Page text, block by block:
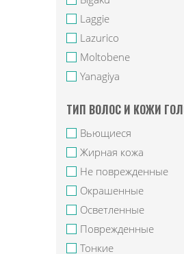
Laggie
Lazurico
Moltobene
Yanagiya
ТИП ВОЛОС И КОЖИ
Вьющиеся
Жирная кожа
Не поврежденные
Окрашенные
Осветленные
Поврежденные
Тонкие